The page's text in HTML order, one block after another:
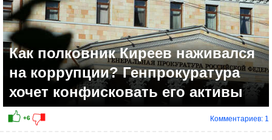
Как полковник Киреев наживался
на коррупции? Генпрокуратура
хочет конфисковать его активы
Комментариев: 1